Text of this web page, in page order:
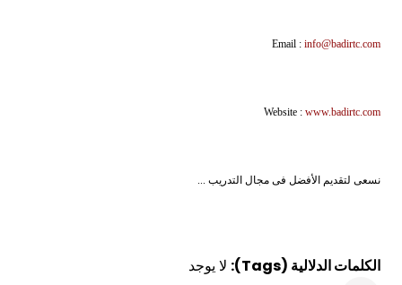
Email : info@badirtc.com
Website : www.badirtc.com
نسعى لتقديم الأفضل فى مجال التدريب ...
الكلمات الدلالية (Tags): لا يوجد